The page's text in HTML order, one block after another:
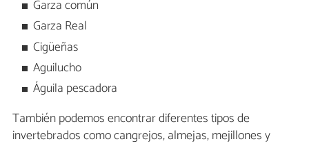
Garza común
Garza Real
Cigüeñas
Aguilucho
Águila pescadora
También podemos encontrar diferentes tipos de
invertebrados como cangrejos, almejas, mejillones y